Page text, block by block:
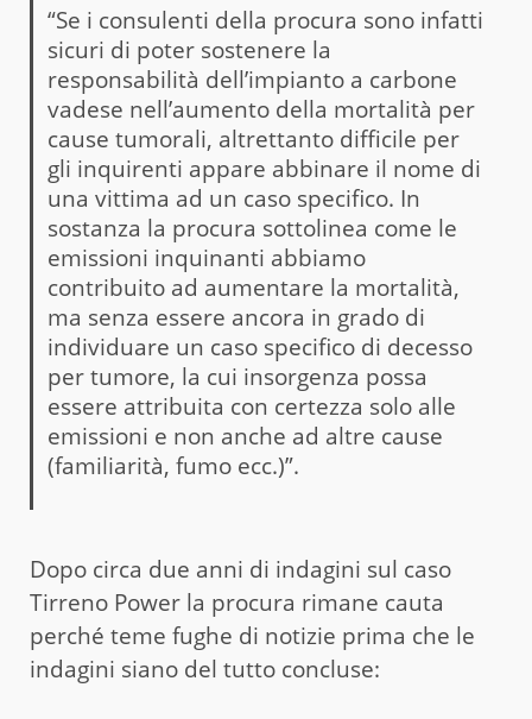
“Se i consulenti della procura sono infatti
sicuri di poter sostenere la
responsabilità dell’impianto a carbone
vadese nell’aumento della mortalità per
cause tumorali, altrettanto difficile per
gli inquirenti appare abbinare il nome di
una vittima ad un caso specifico. In
sostanza la procura sottolinea come le
emissioni inquinanti abbiamo
contribuito ad aumentare la mortalità,
ma senza essere ancora in grado di
individuare un caso specifico di decesso
per tumore, la cui insorgenza possa
essere attribuita con certezza solo alle
emissioni e non anche ad altre cause
(familiarità, fumo ecc.)”.
Dopo circa due anni di indagini sul caso
Tirreno Power la procura rimane cauta
perché teme fughe di notizie prima che le
indagini siano del tutto concluse: